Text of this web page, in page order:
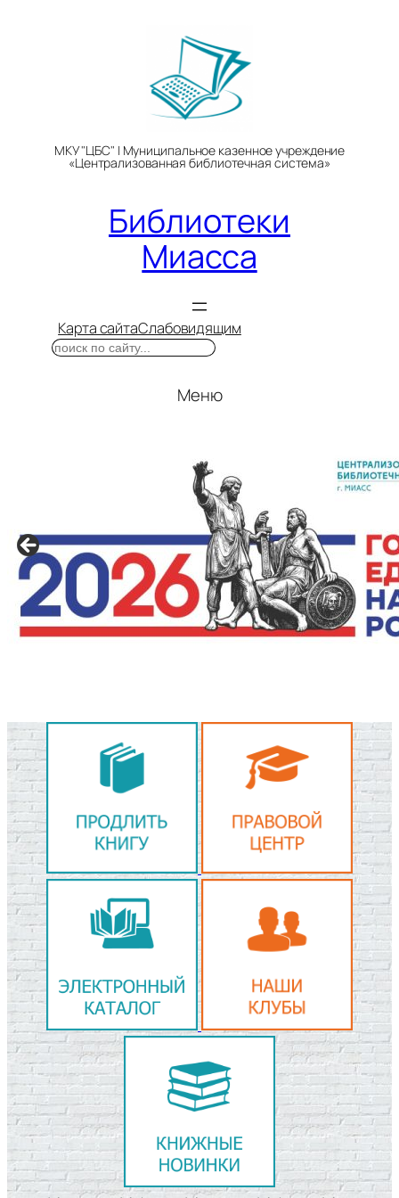
МКУ "ЦБС" | Муниципальное казенное учреждение
«Централизованная библиотечная система»
Библиотеки
Миасса
Карта сайтаСлабовидящим
Поиск
Меню